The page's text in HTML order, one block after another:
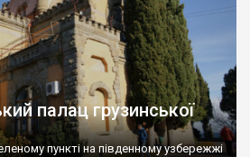
палац грузинської
пункті на південному узбережжі